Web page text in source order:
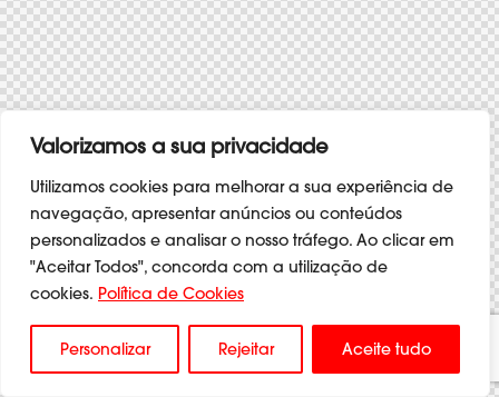
Valorizamos a sua privacidade
Utilizamos cookies para melhorar a sua experiência de
navegação, apresentar anúncios ou conteúdos
personalizados e analisar o nosso tráfego. Ao clicar em
"Aceitar Todos", concorda com a utilização de
cookies. Política de Cookies
Personalizar Rejeitar Aceite tudo